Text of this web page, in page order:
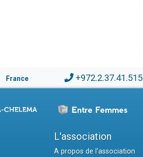
France +972.2.37.41.515
L'association
A propos de l'association